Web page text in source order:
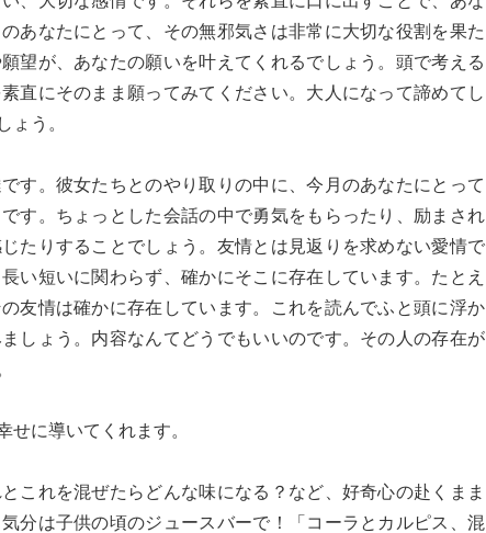
あなたにとって、その無邪気さは非常に大切な役割を果た
望が、あなたの願いを叶えてくれるでしょう。頭で考える
直にそのまま願ってみてください。大人になって諦めてし
ょう。
す。彼女たちとのやり取りの中に、今月のあなたにとって
す。ちょっとした会話の中で勇気をもらったり、励まされ
たりすることでしょう。友情とは見返りを求めない愛情で
い短いに関わらず、確かにそこに存在しています。たとえ
友情は確かに存在しています。これを読んでふと頭に浮か
しょう。内容なんてどうでもいいのです。その人の存在が
せに導いてくれます。
これを混ぜたらどんな味になる？など、好奇心の赴くまま
分は子供の頃のジュースバーで！「コーラとカルピス、混